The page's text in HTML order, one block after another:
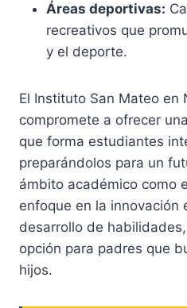
Áreas deportivas:
recreativos que
y el deporte.
El Instituto San Mateo en
compromete a ofrecer
que forma estudiantes
preparándolos para un
ámbito académico como
enfoque en la innovación
desarrollo de
opción para padres que
hijos.